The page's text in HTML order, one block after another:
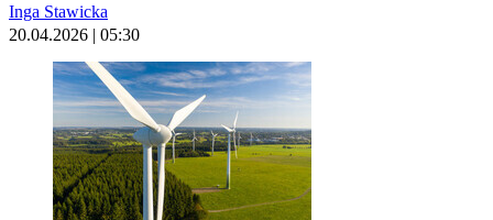
Inga Stawicka
20.04.2026 | 05:30